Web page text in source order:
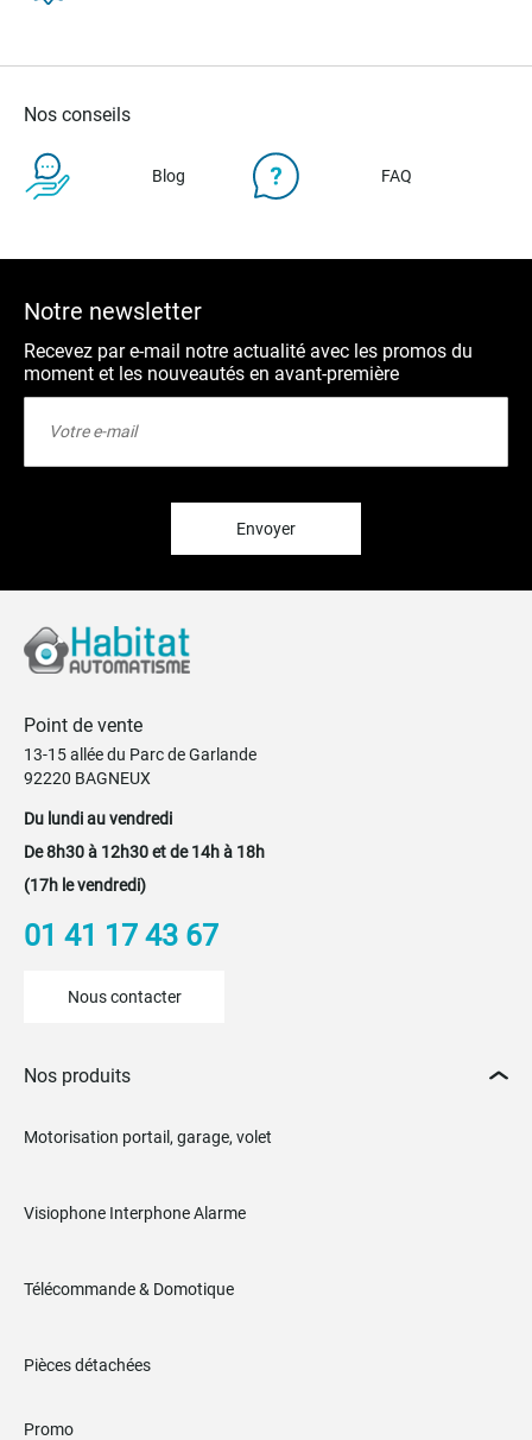
Nos conseils
Blog FAQ
Notre newsletter
Recevez par e-mail notre actualité avec les promos du
moment et les nouveautés en avant-première
Envoyer
Point de vente
13-15 allée du Parc de Garlande
92220 BAGNEUX
Du lundi au vendredi
De 8h30 à 12h30 et de 14h à 18h
(17h le vendredi)
01 41 17 43 67
Nous contacter
Nos produits
Motorisation portail, garage, volet
Visiophone Interphone Alarme
Télécommande & Domotique
Pièces détachées
Promo